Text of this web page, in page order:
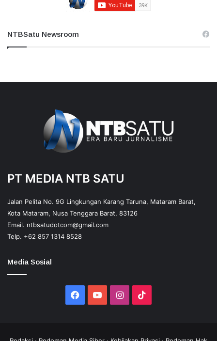
NTBSatu Newsroom
PT MEDIA NTB SATU
Jalan Pelita No. 9G Lingkungan Karang Taruna, Mataram Barat,
Kota Mataram, Nusa Tenggara Barat, 83126
Email. ntbsatudotcom@gmail.com
Telp. +62 857 1314 8528
Media Sosial
Facebook
YouTubeInstagram